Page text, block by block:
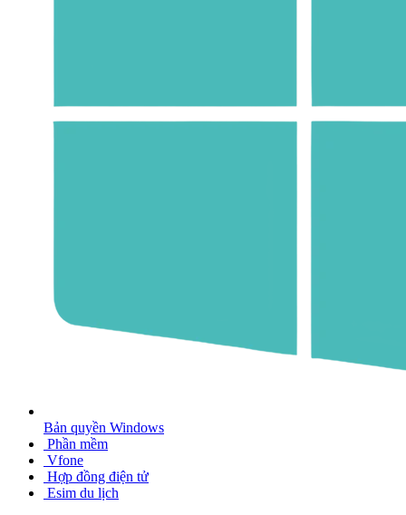
Bản quyền Windows
Phần mềm
Vfone
Hợp đồng điện tử
Esim du lịch